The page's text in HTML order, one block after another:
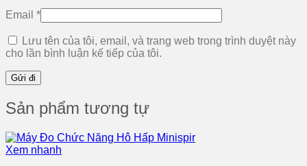
Email *
Lưu tên của tôi, email, và trang web trong trình duyệt này
cho lần bình luận kế tiếp của tôi.
Sản phẩm tương tự
Xem nhanh